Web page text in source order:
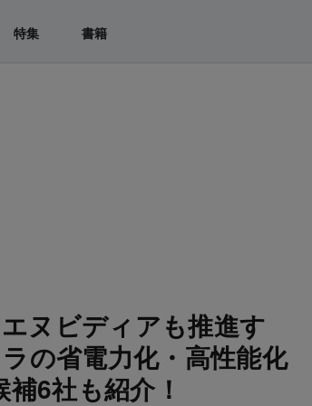
特集 書籍
ヌビディアも推進す
の省電力化・高性能化
6社も紹介！